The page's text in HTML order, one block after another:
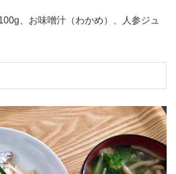
、お味噌汁（わかめ）、人参ジュ